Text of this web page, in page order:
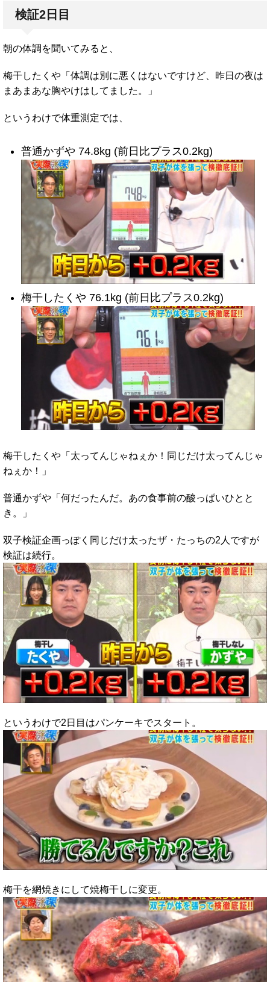
検証2日目
朝の体調を聞いてみると、
梅干したくや「体調は別に悪くはないですけど、昨日の夜は
まあまあな胸やけはしてました。」
というわけで体重測定では、
普通かずや 74.8kg (前日比プラス0.2kg)
梅干したくや 76.1kg (前日比プラス0.2kg)
梅干したくや「太ってんじゃねぇか！同じだけ太ってんじゃ
ねぇか！」
普通かずや「何だったんだ。あの食事前の酸っぱいひとと
き。」
双子検証企画っぽく同じだけ太ったザ・たっちの2人ですが
検証は続行。
というわけで2日目はパンケーキでスタート。
梅干を網焼きにして焼梅干しに変更。